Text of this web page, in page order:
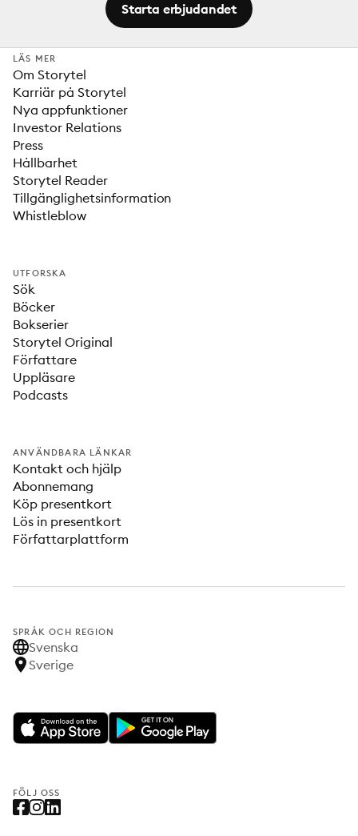
Starta erbjudandet
LÄS MER
Om Storytel
Karriär på Storytel
Nya appfunktioner
Investor Relations
Press
Hållbarhet
Storytel Reader
Tillgänglighetsinformation
Whistleblow
UTFORSKA
Sök
Böcker
Bokserier
Storytel Original
Författare
Uppläsare
Podcasts
ANVÄNDBARA LÄNKAR
Kontakt och hjälp
Abonnemang
Köp presentkort
Lös in presentkort
Författarplattform
SPRÅK OCH REGION
Svenska
Sverige
FÖLJ OSS